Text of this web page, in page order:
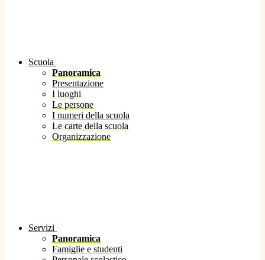
Scuola
Panoramica
Presentazione
I luoghi
Le persone
I numeri della scuola
Le carte della scuola
Organizzazione
Servizi
Panoramica
Famiglie e studenti